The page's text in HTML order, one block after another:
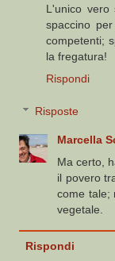
L'unico vero
spaccino
competenti;
la fregatura!
Rispondi
Risposte
Marcella
Ma certo,
il povero
come tale;
vegetale.
Rispondi